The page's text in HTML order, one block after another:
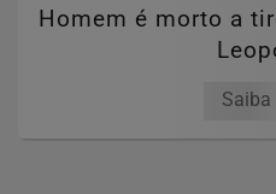
Homem é morto a